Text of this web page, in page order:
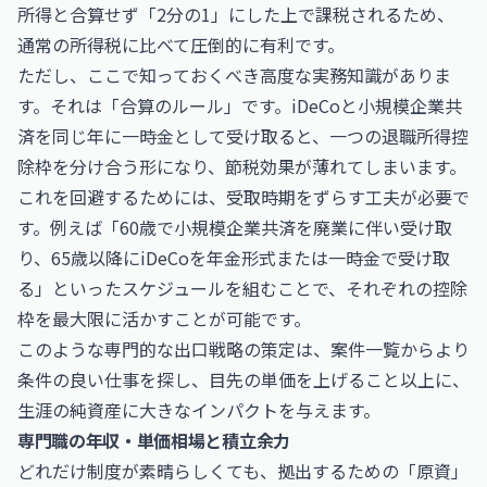
所得と合算せず「2分の1」にした上で課税されるため、
通常の所得税に比べて圧倒的に有利です。
ただし、ここで知っておくべき高度な実務知識がありま
す。それは「合算のルール」です。iDeCoと小規模企業共
済を同じ年に一時金として受け取ると、一つの退職所得控
除枠を分け合う形になり、節税効果が薄れてしまいます。
これを回避するためには、受取時期をずらす工夫が必要で
す。例えば「60歳で小規模企業共済を廃業に伴い受け取
り、65歳以降にiDeCoを年金形式または一時金で受け取
る」といったスケジュールを組むことで、それぞれの控除
枠を最大限に活かすことが可能です。
このような専門的な出口戦略の策定は、 案件一覧からより
条件の良い仕事を探し、目先の単価を上げること以上に、
生涯の純資産に大きなインパクトを与えます。
専門職の年収・単価相場と積立余力
どれだけ制度が素晴らしくても、拠出するための「原資」